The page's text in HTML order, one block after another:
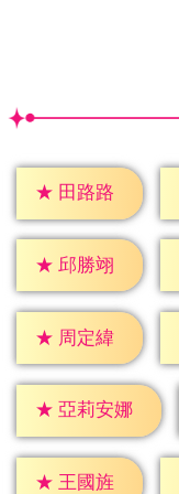
★ 田路路
★ 邱勝翊
★ 周定緯
★ 亞莉安娜
★ 王國旌